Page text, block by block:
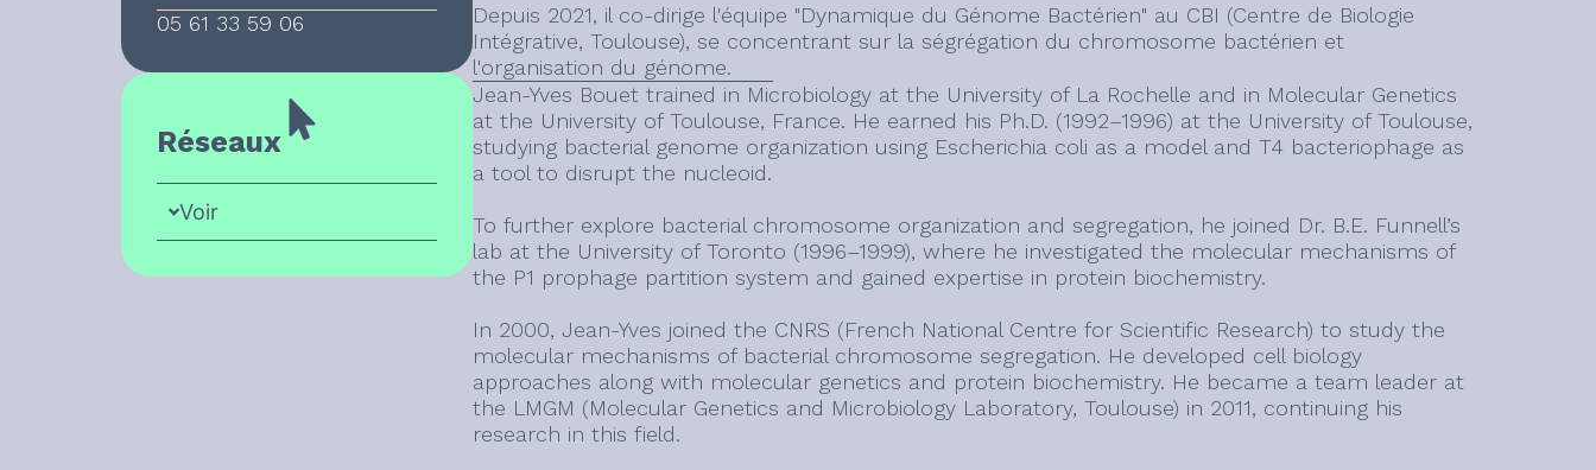
05 61 33 59 06
Réseaux
Voir
Depuis 2021, il co-dirige l'équipe "Dynamique du Génome Bactérien" au CBI (Centre de Biologie
Intégrative, Toulouse), se concentrant sur la ségrégation du chromosome bactérien et
l'organisation du génome.
Jean-Yves Bouet trained in Microbiology at the University of La Rochelle and in Molecular Genetics
at the University of Toulouse, France. He earned his Ph.D. (1992–1996) at the University of Toulouse,
studying bacterial genome organization using Escherichia coli as a model and T4 bacteriophage as
a tool to disrupt the nucleoid.
To further explore bacterial chromosome organization and segregation, he joined Dr. B.E. Funnell’s
lab at the University of Toronto (1996–1999), where he investigated the molecular mechanisms of
the P1 prophage partition system and gained expertise in protein biochemistry.
In 2000, Jean-Yves joined the CNRS (French National Centre for Scientific Research) to study the
molecular mechanisms of bacterial chromosome segregation. He developed cell biology
approaches along with molecular genetics and protein biochemistry. He became a team leader at
the LMGM (Molecular Genetics and Microbiology Laboratory, Toulouse) in 2011, continuing his
research in this field.